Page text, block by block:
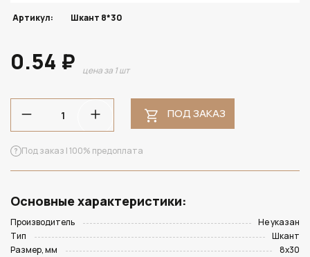
Артикул: Шкант 8*30
0.54 ₽ цена за 1 шт
ПОД ЗАКАЗ
Под заказ | 100% предоплата
Основные характеристики:
Производитель
Не указан
Тип
Шкант
Размер, мм
8х30